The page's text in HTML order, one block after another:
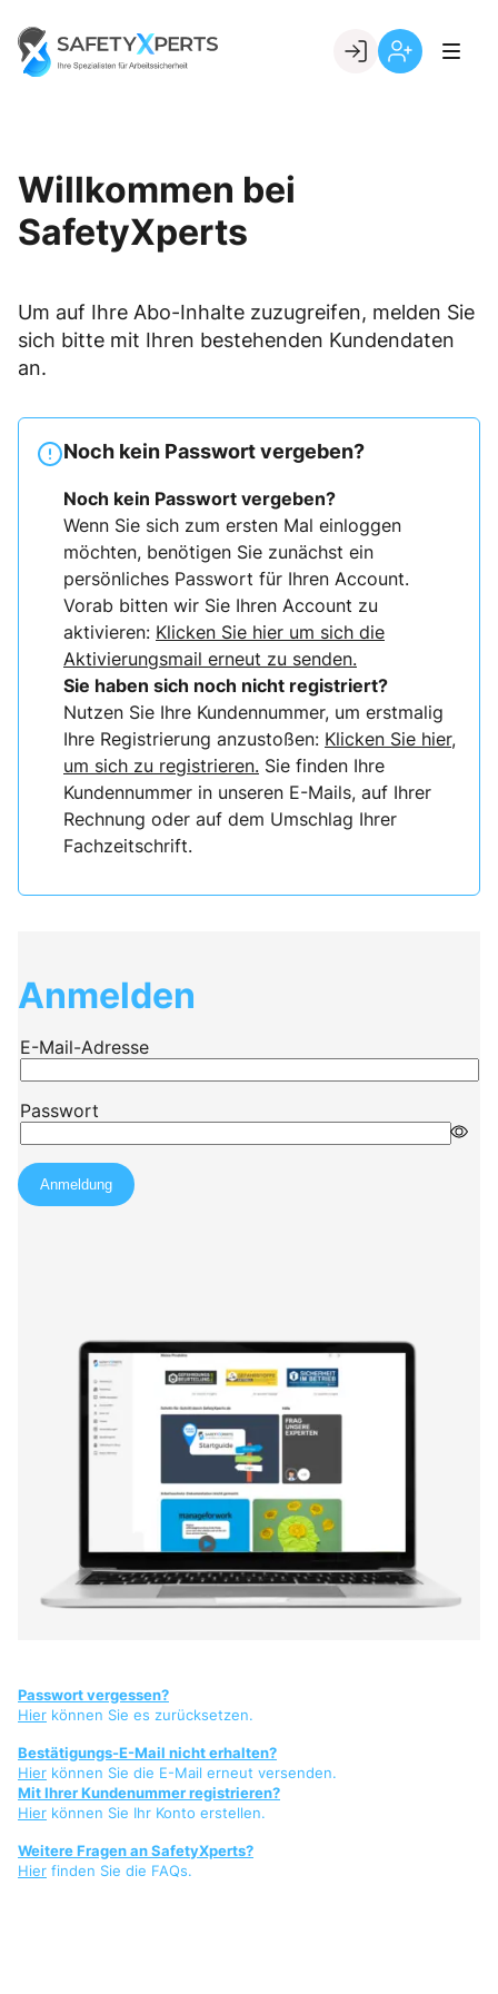
content
Go to landing page.
Willkommen bei
SafetyXperts
Um auf Ihre Abo-Inhalte zuzugreifen, melden Sie
sich bitte mit Ihren bestehenden Kundendaten
an.
Noch kein Passwort vergeben?
Noch kein Passwort vergeben?
Wenn Sie sich zum ersten Mal einloggen
möchten, benötigen Sie zunächst ein
persönliches Passwort für Ihren Account.
Vorab bitten wir Sie Ihren Account zu
aktivieren: Klicken Sie hier um sich die
Aktivierungsmail erneut zu senden.
Sie haben sich noch nicht registriert?
Nutzen Sie Ihre Kundennummer, um erstmalig
Ihre Registrierung anzustoßen: Klicken Sie hier,
um sich zu registrieren. Sie finden Ihre
Kundennummer in unseren E-Mails, auf Ihrer
Rechnung oder auf dem Umschlag Ihrer
Fachzeitschrift.
Anmelden
Passwort vergessen?
Hier können Sie es zurücksetzen.
Bestätigungs-E-Mail nicht erhalten?
Hier können Sie die E-Mail erneut versenden.
Mit Ihrer Kundenummer registrieren?
Hier können Sie Ihr Konto erstellen.
Weitere Fragen an SafetyXperts?
Hier finden Sie die FAQs.